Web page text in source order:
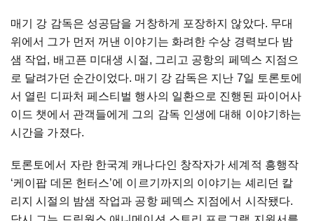
매기 강 감독은 성공담을 거창하게 포장하지 않았다. 무대
위에서 그가 먼저 꺼낸 이야기는 화려한 수상 경력보다 밤
샘 작업, 배고픈 미대생 시절, 그리고 공항의 페덱스 지점으
로 달려가던 순간이었다. 매기 강 감독은 지난 7일 토론토에
서 열린 디파처 페스티벌 행사의 일환으로 진행된 파이어사
이드 챗에서 관객들에게 그의 감독 인생에 대해 이야기하는
시간을 가졌다.
토론토에서 자란 한국계 캐나다인 창작자가 세계적 흥행작
‘케이팝 데몬 헌터스’에 이르기까지의 이야기는 셰리던 칼
리지 시절의 밤샘 작업과 공항 페덱스 지점에서 시작됐다.